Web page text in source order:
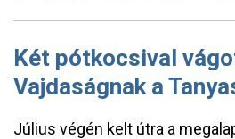
Két pótkocsival
Vajdaságnak a
Július végén kelt útra a